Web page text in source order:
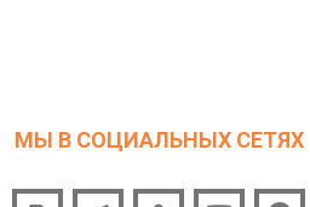
МЫ В СОЦИАЛЬНЫХ СЕТЯХ